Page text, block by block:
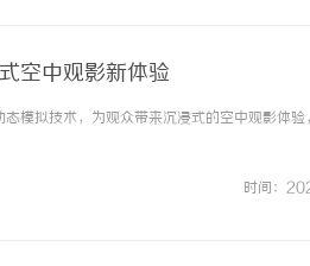
空中观影新体验
模拟技术，为观众带来沉浸式的空中观影体验
时间：